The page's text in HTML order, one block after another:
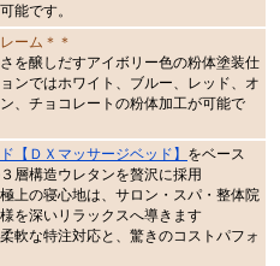
能です。
ーム＊＊
を醸しだすアイボリー色の粉体塗装仕
ンではホワイト、ブルー、レッド、オ
、チョコレートの粉体加工が可能で
【ＤＸマッサージベッド】 をベース
層構造ウレタンを贅沢に採用
上の寝心地は、サロン・スパ・整体院
を深いリラックスへ導きます
軟な特注対応と、驚きのコストパフォ